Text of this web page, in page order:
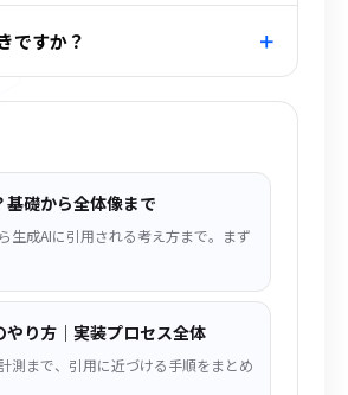
ですか？
基礎から全体像まで
生成AIに引用される考え方まで。まず
やり方｜実装プロセス全体
測まで、引用に近づける手順をまとめ